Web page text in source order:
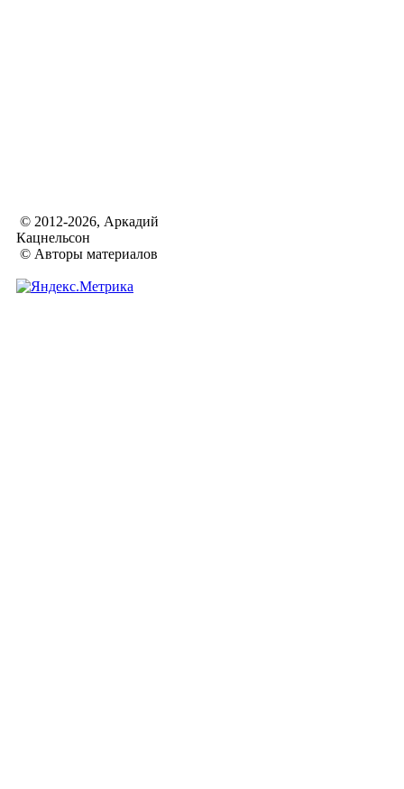
© 2012-2026, Аркадий
Кацнельсон
© Авторы материалов